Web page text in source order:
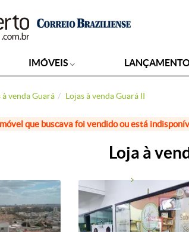
IMÓVEIS
à venda Guará Lojas à venda Guará II
que buscava foi vendido ou está
Loja à